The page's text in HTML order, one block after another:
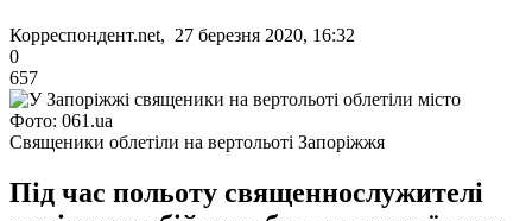
Корреспондент.net, 27 березня 2020, 16:32
0
657
Фото: 061.ua
Священики облетіли на вертольоті Запоріжжя
Під час польоту священнослужителі